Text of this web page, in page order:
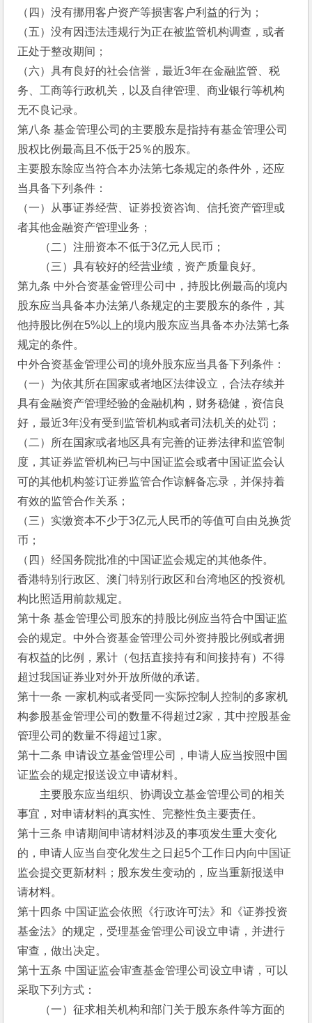
（四）没有挪用客户资产等损害客户利益的行为；
（五）没有因违法违规行为正在被监管机构调查，或者
正处于整改期间；
（六）具有良好的社会信誉，最近3年在金融监管、税
务、工商等行政机关，以及自律管理、商业银行等机构
无不良记录。
第八条 基金管理公司的主要股东是指持有基金管理公司
股权比例最高且不低于25％的股东。
主要股东除应当符合本办法第七条规定的条件外，还应
当具备下列条件：
（一）从事证券经营、证券投资咨询、信托资产管理或
者其他金融资产管理业务；
（二）注册资本不低于3亿元人民币；
（三）具有较好的经营业绩，资产质量良好。
第九条 中外合资基金管理公司中，持股比例最高的境内
股东应当具备本办法第八条规定的主要股东的条件，其
他持股比例在5%以上的境内股东应当具备本办法第七条
规定的条件。
中外合资基金管理公司的境外股东应当具备下列条件：
（一）为依其所在国家或者地区法律设立，合法存续并
具有金融资产管理经验的金融机构，财务稳健，资信良
好，最近3年没有受到监管机构或者司法机关的处罚；
（二）所在国家或者地区具有完善的证券法律和监管制
度，其证券监管机构已与中国证监会或者中国证监会认
可的其他机构签订证券监管合作谅解备忘录，并保持着
有效的监管合作关系；
（三）实缴资本不少于3亿元人民币的等值可自由兑换货
币；
（四）经国务院批准的中国证监会规定的其他条件。
香港特别行政区、澳门特别行政区和台湾地区的投资机
构比照适用前款规定。
第十条 基金管理公司股东的持股比例应当符合中国证监
会的规定。中外合资基金管理公司外资持股比例或者拥
有权益的比例，累计（包括直接持有和间接持有）不得
超过我国证券业对外开放所做的承诺。
第十一条 一家机构或者受同一实际控制人控制的多家机
构参股基金管理公司的数量不得超过2家，其中控股基金
管理公司的数量不得超过1家。
第十二条 申请设立基金管理公司，申请人应当按照中国
证监会的规定报送设立申请材料。
主要股东应当组织、协调设立基金管理公司的相关
事宜，对申请材料的真实性、完整性负主要责任。
第十三条 申请期间申请材料涉及的事项发生重大变化
的，申请人应当自变化发生之日起5个工作日内向中国证
监会提交更新材料；股东发生变动的，应当重新报送申
请材料。
第十四条 中国证监会依照《行政许可法》和《证券投资
基金法》的规定，受理基金管理公司设立申请，并进行
审查，做出决定。
第十五条 中国证监会审查基金管理公司设立申请，可以
采取下列方式：
（一）征求相关机构和部门关于股东条件等方面的